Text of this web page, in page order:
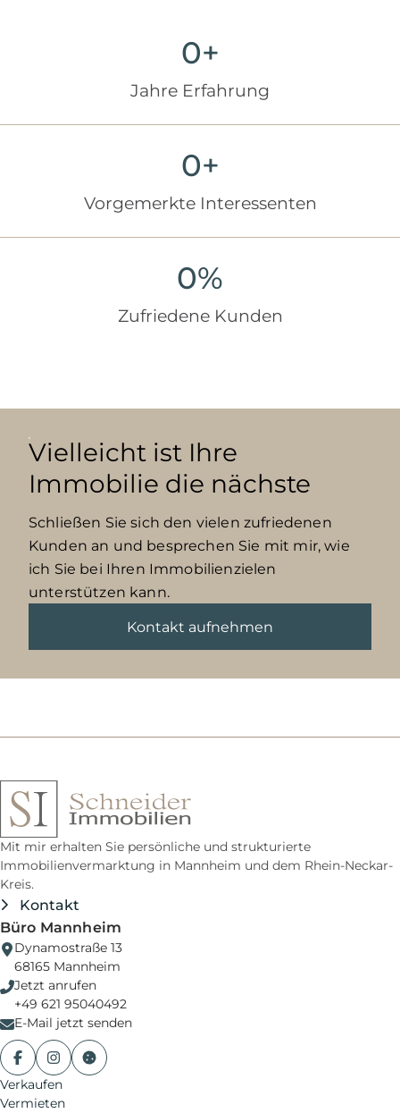
0+
Jahre Erfahrung
0+
Vorgemerkte Interessenten
0%
Zufriedene Kunden
Vielleicht ist Ihre
Immobilie die nächste
Schließen Sie sich den vielen zufriedenen
Kunden an und besprechen Sie mit mir, wie
ich Sie bei Ihren Immobilienzielen
unterstützen kann.
Kontakt aufnehmen
Mit mir erhalten Sie persönliche und strukturierte
Immobilienvermarktung in Mannheim und dem Rhein-Neckar-
Kreis.
Kontakt
Büro Mannheim
Dynamostraße 13
68165 Mannheim
Jetzt anrufen
+49 621 95040492
E-Mail jetzt senden
Facebook
InstagramCookie-Einstellungen
Verkaufen
Vermieten